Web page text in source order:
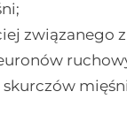
związanego